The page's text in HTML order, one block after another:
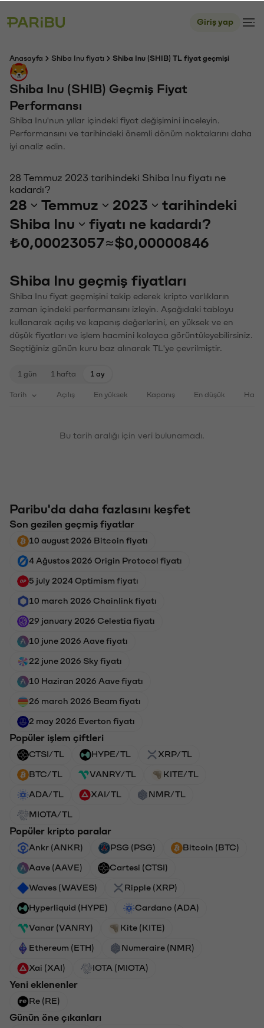
Giriş yap
Anasayfa Shiba Inu fiyatı Shiba Inu (SHIB) TL fiyat geçmişi
Shiba Inu (SHIB) Geçmiş Fiyat
Performansı
Shiba Inu'nun yıllar içindeki fiyat değişimini inceleyin.
Performansını ve tarihindeki önemli dönüm noktalarını daha
iyi analiz edin.
28 Temmuz 2023 tarihindeki Shiba Inu fiyatı ne
kadardı?
28 Temmuz 2023
tarihindeki
Shiba Inu
fiyatı ne kadardı?
₺0,00023057≈$0,00000846
Shiba Inu geçmiş fiyatları
Shiba Inu fiyat geçmişini takip ederek kripto varlıkların
zaman içindeki performansını izleyin. Aşağıdaki tabloyu
kullanarak açılış ve kapanış değerlerini, en yüksek ve en
düşük fiyatları ve işlem hacmini kolayca görüntüleyebilirsiniz.
Seçtiğiniz günün kuru baz alınarak TL'ye çevrilmiştir.
1 gün 1 hafta 1 ay
Tarih Açılış En yüksek Kapanış En düşük
Bu tarih aralığı için veri bulunamadı.
Paribu'da daha fazlasını keşfet
Son gezilen geçmiş fiyatlar
10 august 2026 Bitcoin fiyatı
4 Ağustos 2026 Origin Protocol fiyatı
5 july 2024 Optimism fiyatı
10 march 2026 Chainlink fiyatı
29 january 2026 Celestia fiyatı
10 june 2026 Aave fiyatı
22 june 2026 Sky fiyatı
10 Haziran 2026 Aave fiyatı
26 march 2026 Beam fiyatı
2 may 2026 Everton fiyatı
Popüler işlem çiftleri
CTSI/TL HYPE/TL XRP/TL
BTC/TL VANRY/TL KITE/TL
ADA/TL XAI/TL NMR/TL
MIOTA/TL
Popüler kripto paralar
Ankr (ANKR) PSG (PSG) Bitcoin (BTC)
Aave (AAVE) Cartesi (CTSI)
Waves (WAVES) Ripple (XRP)
Hyperliquid (HYPE) Cardano (ADA)
Vanar (VANRY) Kite (KITE)
Ethereum (ETH) Numeraire (NMR)
Xai (XAI) IOTA (MIOTA)
Yeni eklenenler
Re (RE)
Günün öne çıkanları